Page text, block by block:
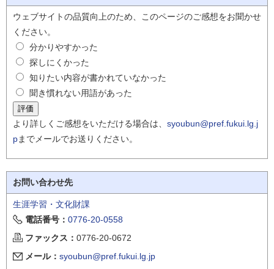
ウェブサイトの品質向上のため、このページのご感想をお聞かせ
ください。
分かりやすかった
探しにくかった
知りたい内容が書かれていなかった
聞き慣れない用語があった
より詳しくご感想をいただける場合は、 syoubun@pref.fukui.lg.j
pまでメールでお送りください。
お問い合わせ先
生涯学習・文化財課
電話番号： 0776-20-0558
ファックス： 0776-20-0672
メール： syoubun@pref.fukui.lg.jp